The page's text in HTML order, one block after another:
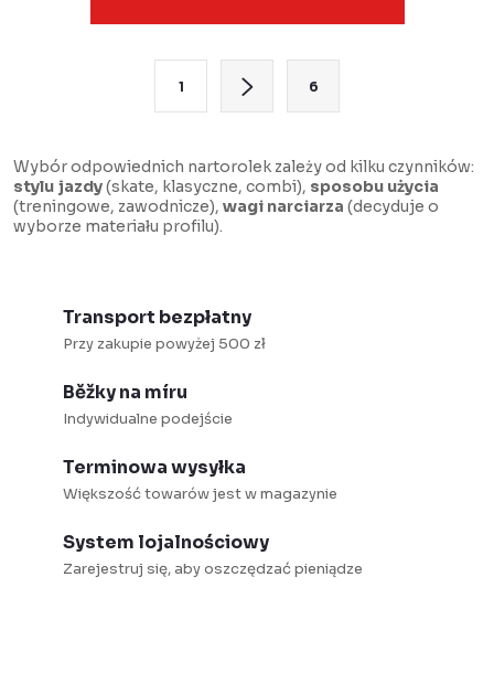
l
k
i
i
n
a
1 6
Wybór odpowiednich nartorolek zależy od kilku czynników:
stylu jazdy(skate, klasyczne, combi), sposobu użycia
(treningowe, zawodnicze), wagi narciarza (decyduje o
wyborze materiału profilu).
Transport bezpłatny
Przy zakupie powyżej 500 zł
Běžky na míru
Indywidualne podejście
Terminowa wysyłka
Większość towarów jest w magazynie
System lojalnościowy
Zarejestruj się, aby oszczędzać pieniądze